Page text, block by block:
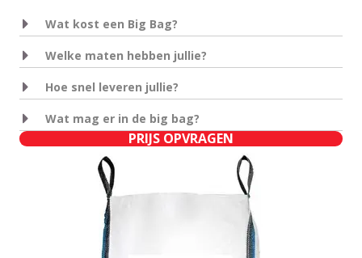
Wat kost een Big Bag?
Welke maten hebben jullie?
Hoe snel leveren jullie?
Wat mag er in de big bag?
PRIJS OPVRAGEN